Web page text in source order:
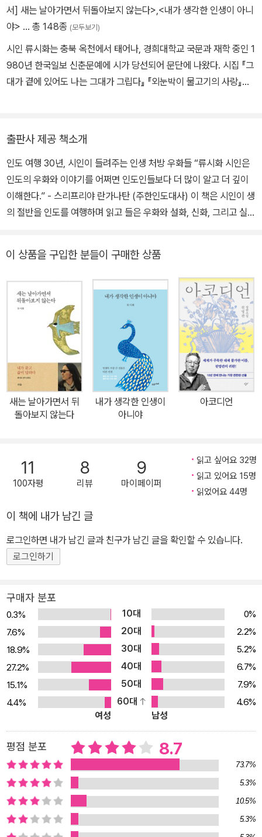
서] 새는 날아가면서 뒤돌아보지 않는다> <내가 생각한 인생이 아니
야> … 총 148종 (모두보기)
시인 류시화는 충북 옥천에서 태어나, 경희대학교 국문과 재학 중인 1
980년 한국일보 신춘문예에 시가 당선되어 문단에 나왔다. 시집 『그
대가 곁에 있어도 나는 그대가 그립다』 『외눈박이 물고기의 사랑』
행기 『하늘 호수로 떠난 여행』 『지구별 여행자』를 썼으며, 하이쿠 모
음집 『한 줄도 너무 길다』 『백만 광년의 고독 속에서 한 줄의 시를 읽
다』 『바쇼 하이쿠 선집』과 인디언 연설문집 『나는 왜 너가 아니고 나
인가』를 엮었다. 번역서로는 『인생 수업』 『술 취한 코끼리 길들이기』
『마음을 열어주는 101가지 이야기』 『달라이 라마의 행복론』 『삶으로
라』, 인생 학교에서 시 읽기 『시로 납치하다』를 썼으며, 산문집으로
『새는 날아가면서 뒤돌아보지 않는다』 『좋은지 나쁜지 누가 아는가』
『내가 생각한 인생이 아니야』가 있다.
출판사 제공 책소개
인도 여행 30년, 시인이 들려주는 인생 처방 우화들 “류시화 시인은
인도의 우화와 이야기를 어쩌면 인도인들보다 더 많이 알고 더 깊이
이해한다.” - 스리프리야 란가나탄 (주한인도대사) 이 책은 시인이 생
의 절반을 인도를 여행하며 읽고 들은 우화와 설화, 신화, 그리고 실화
권의 책을 읽다가 여러 번 덮고 생각에 잠긴다면 그 독서는 단순한 즐
거움을 넘어 자아 성찰의 기회이다. 물질이 지배하는 세상에서는 황
금률이 ‘황금을 가진 자가 규칙을 정한다.’의 의미이다. 그러나 우화의
세계에서는 왕과 부자도 등장하지만 그들은 대개 바보일 뿐이다. 우
화의 세계에서 황금률은 ‘지혜를 가진 자가 규칙을 정한다.’이기 때문
이다. 저자는 말한다. “이 이야기들을 갠지스 강가나 히말라야에서 인
도의 현자에게 듣듯이 삶의 속도를 늦추고 천천히, 그리고 충분히 음
미하기 바란다. 이 이야기들을 읽으면서 미소 짓게 되기를, 각각의 이
야기들이 당신의 선한 의지와 지혜를 일깨워 당신이 행복하게 되기
를, 이야기들의 주인공이 당신이 되기를.” 원숭이가 공을 떨어뜨린 곳
이 밤에 돌들이 깔린 길을 여행하고 있었다. 그때 하늘에서, 돌을 줍는
사람은 누구든 후회할 것이고 돌을 줍지 않아도 후회할 것이라는 목
소리가 들려왔다. 사람들은 이해할 수 없었다. 어떻게 이런 일이 가능
을 주웠고 또 어떤 이들은 줍지 않았다. 아침에 집에 도착했을 때 그들
은 돌이 보석으로 변해 있는 것을 보았다. 돌을 줍지 않은 사람들은 줍
지 않은 것을 후회하기 시작했다. 그리고 돌을 주운 사람들은 더 줍지
를 뽐내는 보석 같은 이야기가 펼쳐진다. 삶에 대해 말할 때 우리가 읽
는 우화들 우화를 읽는 것은 인간의 본성을 이해하는 것이며 삶의 진
실에 다가가는 일이다. 고뇌나 추구 없이 자기 생각을 주장하는 것만
큼 미심쩍은 일은 없다. 우화는 내가 아무것도 모른다는 사실을, 그리
고 그것을 아는 것이 시작이며 거기에 끝은 없다는 사실을 일깨운다.
현실에서는 종종 악행이 칭찬받고 선행이 바보짓으로 취급되지만, 우
화 속에서는 솔직함이 지위를 이기고 겸손이 자만을 이긴다. 인간의
사고를 이해하기 위해 인류학자들처럼 화석이나 토기 조각을 연구할
다. 진리에 이야기의 옷을 입힌 것이 인도에서 온 이야기들의 특징이
다. 대양 근처에 사는 이는 물고기를 잡을 것이고, 언어는 그런 상징들
로 가득할 것이다. 농부라면 농부다운 비유를 사용할 것이다. 고대부
터 명상과 요가로 인간과 삶의 비밀을 탐구해 온 인도인들은 진리에
관한 독특한 담론을 가지고 있다. 저자가 엄선한, 시대를 초월한 100
이 상품을 구입한 분들이 구매한 상품
새는 날아가면서 뒤
돌아보지 않는다
내가 생각한 인생이
아니야
아코디언
11
100자평
8
리뷰
9
마이페이퍼
읽고 싶어요 32명
읽고 있어요 15명
읽었어요 44명
이 책에 내가 남긴 글
로그인하면 내가 남긴 글과 친구가 남긴 글을 확인할 수 있습니다.
로그인하기
구매자 분포
0.3% 10대
0%
7.6%
20대
2.2%
18.9%
30대
5.2%
27.2%
40대
6.7%
15.1%
50대
7.9%
4.4%
60대
4.6%
여성
남성
평점 분포 8.7
73.7%
5.3%
10.5%
5.3%